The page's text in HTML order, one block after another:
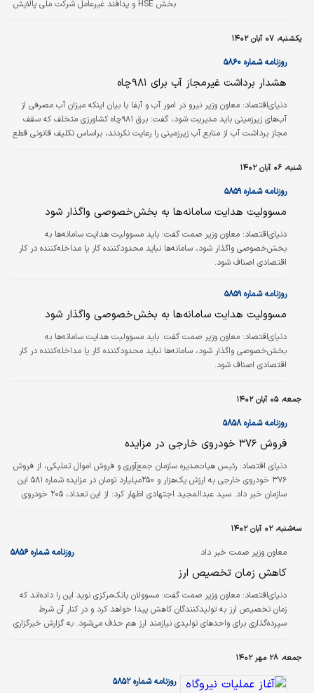
بخش HSE و پدافند غیرعامل شرکت ملی پالایش
یکشنبه، ۰۷ آبان ۱۴۰۲
روزنامه شماره ۵۸۶۰
هشدار برداشت غیرمجاز آب برای ۹۸۱چاه
دنیای‌اقتصاد: معاون وزیر نیرو در امور آب و آبفا با بیان اینکه میزان آب مصرفی از
آب‌‌‌های زیرزمینی باید مدیریت شود، گفت: برق ۹۸۱چاه کشاورزی متخلف که سقف
مجاز برداشت آب از منابع آب زیرزمینی را رعایت نکردند، براساس تکلیف قانونی قطع
شنبه، ۰۶ آبان ۱۴۰۲
روزنامه شماره ۵۸۵۹
مسوولیت هدایت سامانه‌ها به بخش‌خصوصی واگذار شود
دنیای‌اقتصاد: معاون وزیر صمت گفت: باید مسوولیت هدایت سامانه‌‌‌‌‌‌‌ها به
بخش‌خصوصی واگذار شود، سامانه‌‌‌‌‌‌‌ها نباید محدود‌کننده کار یا مداخله‌کننده در کار
اقتصادی اصناف شود.
روزنامه شماره ۵۸۵۹
مسوولیت هدایت سامانه‌ها به بخش‌خصوصی واگذار شود
دنیای‌اقتصاد: معاون وزیر صمت گفت: باید مسوولیت هدایت سامانه‌‌‌‌‌‌‌ها به
بخش‌خصوصی واگذار شود، سامانه‌‌‌‌‌‌‌ها نباید محدود‌کننده کار یا مداخله‌کننده در کار
اقتصادی اصناف شود.
جمعه، ۰۵ آبان ۱۴۰۲
روزنامه شماره ۵۸۵۸
فروش ۳۷۶ خودروی خارجی در مزایده
دنیای اقتصاد: رئیس هیات‌مدیره سازمان جمع‌آوری و فروش اموال تملیکی، از فروش
۳۷۶ خودروی خارجی به ارزش یک‌هزار و ۲۵۰میلیارد تومان در مزایده شماره ۵۸۱ این
سازمان خبر داد. سید عبدالمجید اجتهادی اظهار کرد: از این تعداد، ۲۰۵ خودروی
ماشین‌آلات راه‌سازی مطرح بود که در حین برگزاری مزایده با توجه به احکام قضایی و
درخواست‌های اعاده، تعداد خودروها به ۷۰۰ دستگاه رسید. مدیرعامل…
سه‌شنبه، ۰۲ آبان ۱۴۰۲
معاون وزیر صمت خبر داد روزنامه شماره ۵۸۵۶
کاهش زمان تخصیص ارز
دنیای‌اقتصاد: معاون وزیر صمت گفت: مسوولان بانک‌مرکزی نوید این را داده‌اند که
زمان تخصیص ارز به تولیدکنندگان کاهش پیدا خواهد کرد و در کنار آن شرط
سپرده‌‌‌‌‌‌‌‌‌گذاری برای واحدهای تولیدی نیازمند ارز هم حذف می‌شود. به گزارش خبر‌‌گزاری
مورد تخصیص ارز به تولیدکنندگان و گلایه آنها، گفت: این گلایه تولیدکنندگان،
شکایت بحقی است. وزارت صمت زمانی می‌تواند از صنعتگران کشور انتظار افزایش
تولید داشته‌باشد که بتواند مواد اولیه…
جمعه، ۲۸ مهر ۱۴۰۲
روزنامه شماره ۵۸۵۲